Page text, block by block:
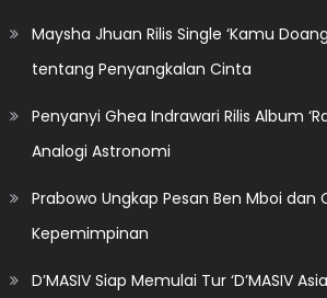
Maysha Jhuan Rilis Single ‘Kamu
tentang Penyangkalan Cinta
Penyanyi Ghea Indrawari Rilis Album
Analogi Astronomi
Prabowo Ungkap Pesan Ben Mboi dan
Kepemimpinan
D’MASIV Siap Memulai Tur ‘D’MASIV